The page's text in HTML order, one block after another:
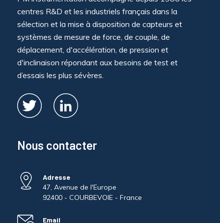
centres R&D et les industriels français dans la
sélection et la mise à disposition de capteurs et
systèmes de mesure de force, de couple, de
déplacement, d'accélération, de pression et
d'inclinaison répondant aux besoins de test et
d’essais les plus sévères.
Nous contacter
Adresse
47, Avenue de l'Europe
92400 - COURBEVOIE - France
Email